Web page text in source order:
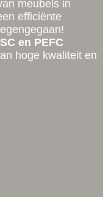
meubels in
efficiënte
en PEFC
hoge kwaliteit en